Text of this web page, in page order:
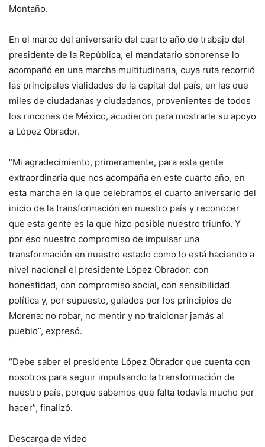
Montaño.
En el marco del aniversario del cuarto año de trabajo del
presidente de la República, el mandatario sonorense lo
acompañó en una marcha multitudinaria, cuya ruta recorrió
las principales vialidades de la capital del país, en las que
miles de ciudadanas y ciudadanos, provenientes de todos
los rincones de México, acudieron para mostrarle su apoyo
a López Obrador.
“Mi agradecimiento, primeramente, para esta gente
extraordinaria que nos acompaña en este cuarto año, en
esta marcha en la que celebramos el cuarto aniversario del
inicio de la transformación en nuestro país y reconocer
que esta gente es la que hizo posible nuestro triunfo. Y
por eso nuestro compromiso de impulsar una
transformación en nuestro estado como lo está haciendo a
nivel nacional el presidente López Obrador: con
honestidad, con compromiso social, con sensibilidad
política y, por supuesto, guiados por los principios de
Morena: no robar, no mentir y no traicionar jamás al
pueblo”, expresó.
“Debe saber el presidente López Obrador que cuenta con
nosotros para seguir impulsando la transformación de
nuestro país, porque sabemos que falta todavía mucho por
hacer”, finalizó.
Descarga de video